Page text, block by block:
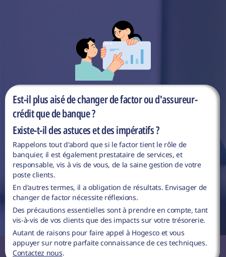
Est-il plus aisé de changer de factor ou d'assureur-
crédit que de banque ?
Existe-t-il des astuces et des impératifs ?
Rappelons tout d'abord que si le factor tient le rôle de
banquier, il est également prestataire de services, et
responsable, vis à vis de vous, de la saine gestion de votre
poste clients.
En d'autres termes, il a obligation de résultats. Envisager de
changer de factor nécessite réflexions.
Des précautions essentielles sont à prendre en compte, tant
vis-à-vis de vos clients que des impacts sur votre trésorerie.
Autant de raisons pour faire appel à Hogesco et vous
appuyer sur notre parfaite connaissance de ces techniques.
Contactez nous.